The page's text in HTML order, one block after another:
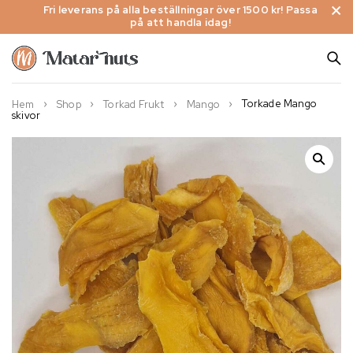
Fri leverans på alla beställningar över 1500 kr! Passa
på att handla idag!
Hem Shop Torkad Frukt Mango
Torkade Mango
skivor